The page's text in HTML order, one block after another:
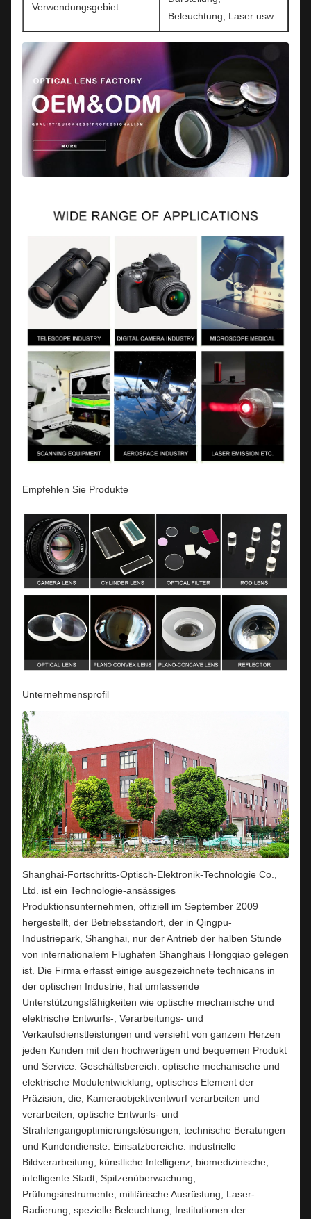
Verwendungsgebiet
Beleuchtung, Laser usw.
Empfehlen Sie Produkte
Unternehmensprofil
Shanghai-Fortschritts-Optisch-Elektronik-Technologie Co.,
Ltd. ist ein Technologie-ansässiges
Produktionsunternehmen, offiziell im September 2009
hergestellt, der Betriebsstandort, der in Qingpu-
Industriepark, Shanghai, nur der Antrieb der halben Stunde
von internationalem Flughafen Shanghais Hongqiao gelegen
ist. Die Firma erfasst einige ausgezeichnete technicans in
der optischen Industrie, hat umfassende
Unterstützungsfähigkeiten wie optische mechanische und
elektrische Entwurfs-, Verarbeitungs- und
Verkaufsdienstleistungen und versieht von ganzem Herzen
jeden Kunden mit den hochwertigen und bequemen Produkt
und Service. Geschäftsbereich: optische mechanische und
elektrische Modulentwicklung, optisches Element der
Präzision, die, Kameraobjektiventwurf verarbeiten und
verarbeiten, optische Entwurfs- und
Strahlengangoptimierungslösungen, technische Beratungen
und Kundendienste. Einsatzbereiche: industrielle
Bildverarbeitung, künstliche Intelligenz, biomedizinische,
intelligente Stadt, Spitzenüberwachung,
Prüfungsinstrumente, militärische Ausrüstung, Laser-
Radierung, spezielle Beleuchtung, Institutionen der